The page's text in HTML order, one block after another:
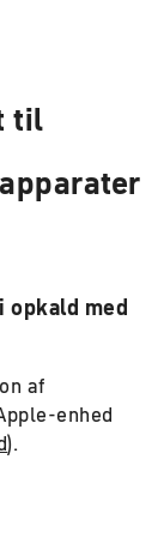
til
med
af
enhed
).